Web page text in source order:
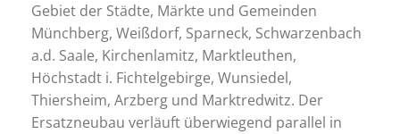
Gebiet der Städte, Märkte und Gemeinden
Münchberg, Weißdorf, Sparneck, Schwarzenbach
a.d. Saale, Kirchenlamitz, Marktleuthen,
Höchstadt i. Fichtelgebirge, Wunsiedel,
Thiersheim, Arzberg und Marktredwitz. Der
Ersatzneubau verläuft überwiegend parallel in